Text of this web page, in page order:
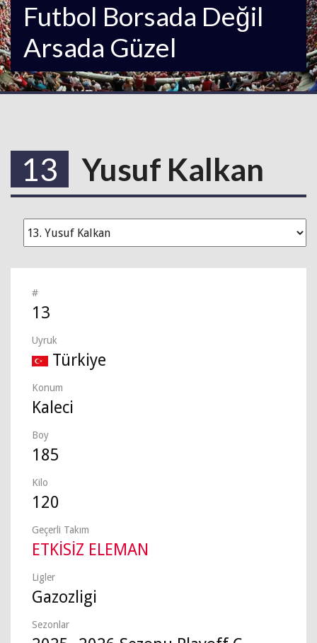
Futbol Borsada Değil
Arsada Güzel
13 Yusuf Kalkan
#
13
Uyruk
Türkiye
Konum
Kaleci
Boy
185
Kilo
120
Geçerli Takım
ETKİSİZ ELEMAN
Ligler
Gazozligi
Sezonlar